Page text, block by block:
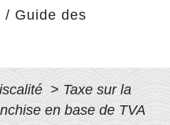
/ Guide des
> Taxe sur la
en base de TVA